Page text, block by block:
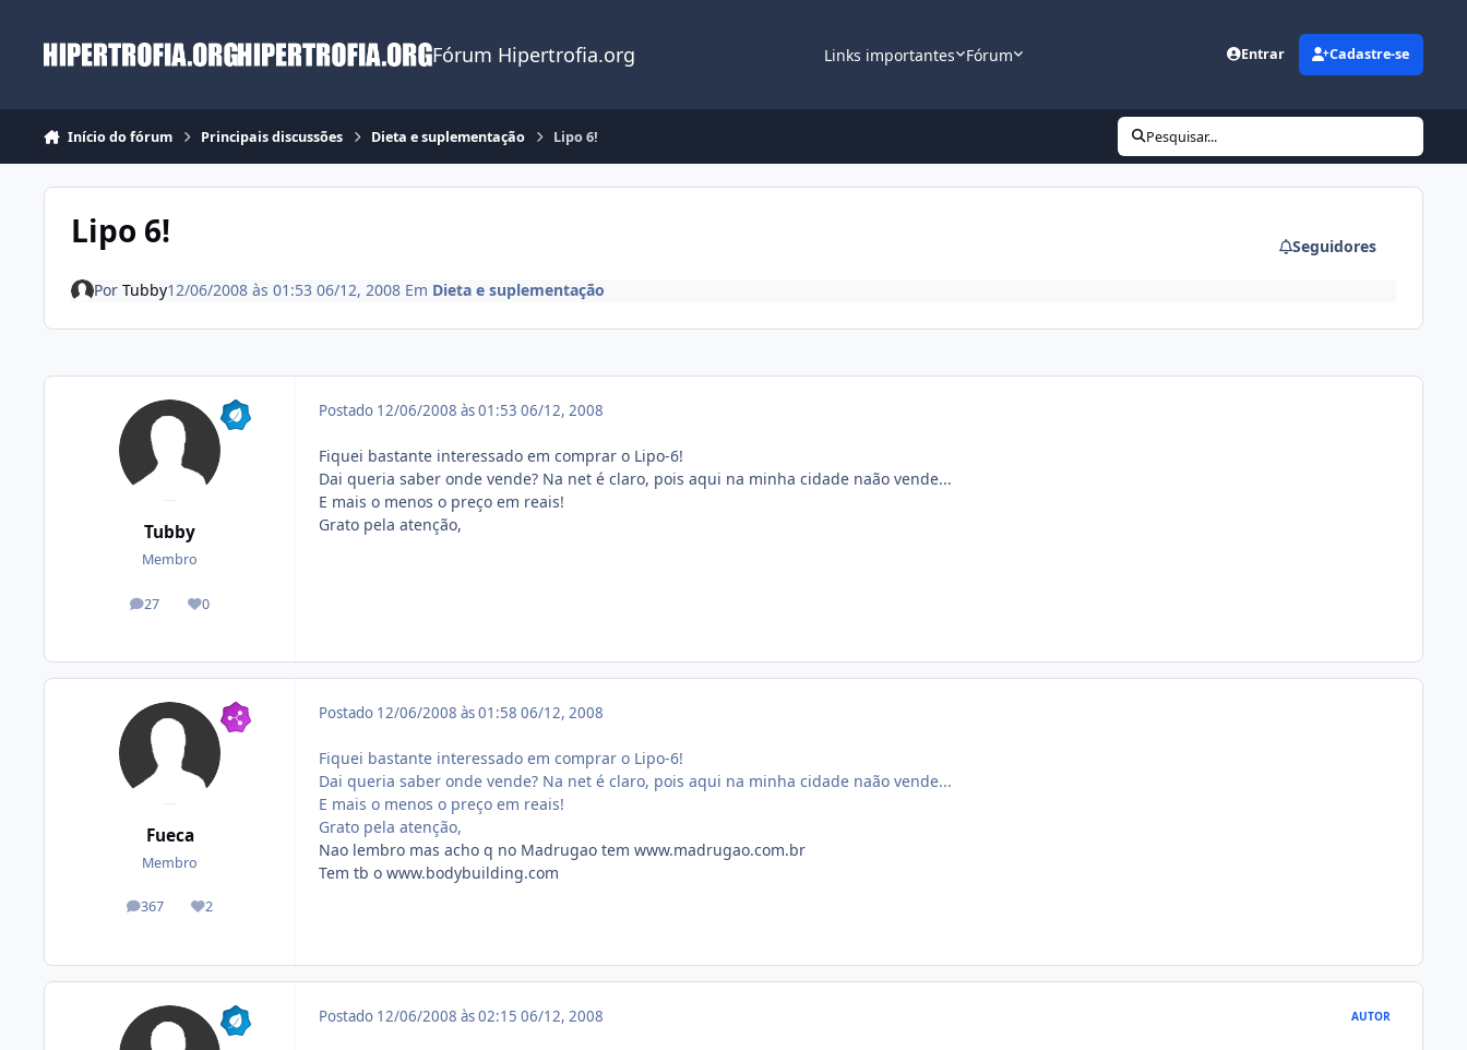
Fórum Hipertrofia.org Links importantes Fórum Entrar Cadastre-se
Início do fórum Principais discussões Dieta e suplementação Lipo 6! Pesquisar...
Lipo 6! Seguidores
Por Tubby12/06/2008 às 01:53 06/12, 2008 Em Dieta e suplementação
Tubby
Membro
27
posts 0
Reputação
Postado 12/06/2008 às 01:53 06/12, 2008
Fiquei bastante interessado em comprar o Lipo-6!
Dai queria saber onde vende? Na net é claro, pois aqui na minha cidade naão vende...
E mais o menos o preço em reais!
Grato pela atenção,
Fueca
Membro
367
posts 2
Reputação
Postado 12/06/2008 às 01:58 06/12, 2008
Fiquei bastante interessado em comprar o Lipo-6!
Dai queria saber onde vende? Na net é claro, pois aqui na minha cidade naão vende...
E mais o menos o preço em reais!
Grato pela atenção,
Nao lembro mas acho q no Madrugao tem www.madrugao.com.br
Tem tb o www.bodybuilding.com
Postado 12/06/2008 às 02:15 06/12, 2008 AUTOR